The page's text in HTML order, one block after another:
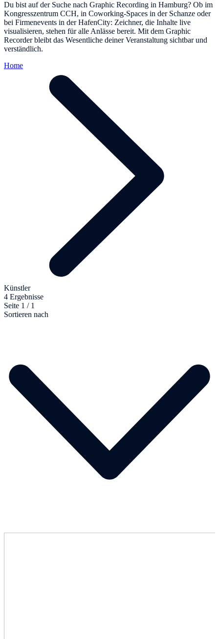
Du bist auf der Suche nach Graphic Recording in Hamburg? Ob im
Kongresszentrum CCH, in Coworking-Spaces in der Schanze oder
bei Firmenevents in der HafenCity: Zeichner, die Inhalte live
visualisieren, stehen für alle Anlässe bereit. Mit dem Graphic
Recorder bleibt das Wesentliche deiner Veranstaltung sichtbar und
verständlich.
Home
Künstler
4 Ergebnisse
Seite 1 / 1
Sortieren nach